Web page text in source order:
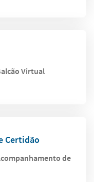
Virtual
Certidão
de